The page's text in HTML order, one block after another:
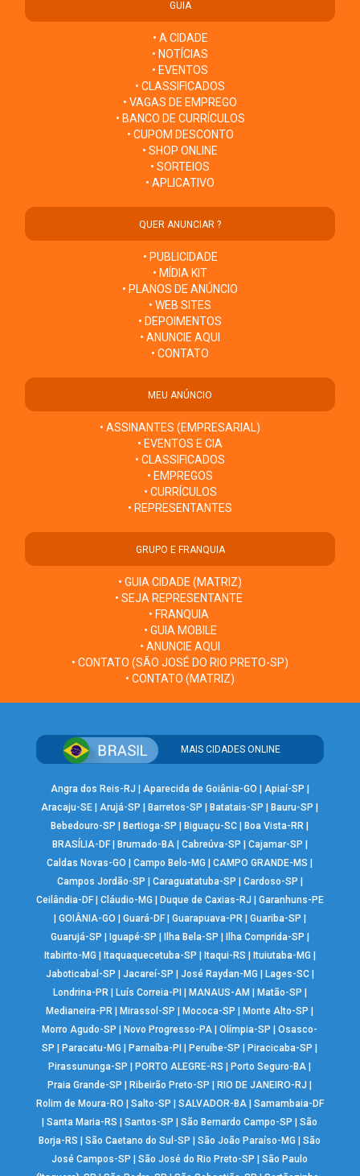
GUIA
• A CIDADE
• NOTÍCIAS
• EVENTOS
• CLASSIFICADOS
• VAGAS DE EMPREGO
• BANCO DE CURRÍCULOS
• CUPOM DESCONTO
• SHOP ONLINE
• SORTEIOS
• APLICATIVO
QUER ANUNCIAR ?
• PUBLICIDADE
• MÍDIA KIT
• PLANOS DE ANÚNCIO
• WEB SITES
• DEPOIMENTOS
• ANUNCIE AQUI
• CONTATO
MEU ANÚNCIO
• ASSINANTES (EMPRESARIAL)
• EVENTOS E CIA
• CLASSIFICADOS
• EMPREGOS
• CURRÍCULOS
• REPRESENTANTES
GRUPO E FRANQUIA
• GUIA CIDADE (MATRIZ)
• SEJA REPRESENTANTE
• FRANQUIA
• GUIA MOBILE
• ANUNCIE AQUI
• CONTATO (SÃO JOSÉ DO RIO PRETO-SP)
• CONTATO (MATRIZ)
MAIS CIDADES ONLINE
Angra dos Reis-RJ | Aparecida de Goiânia-GO | Apiaí-SP |
Aracaju-SE | Arujá-SP |Barretos-SP |Batatais-SP |Bauru-SP |
Bebedouro-SP |Bertioga-SP |Biguaçu-SC |Boa Vista-RR |
BRASÍLIA-DF| Brumado-BA| Cabreúva-SP | Cajamar-SP |
Caldas Novas-GO |Campo Belo-MG |CAMPO GRANDE-MS |
Campos Jordão-SP | Caraguatatuba-SP | Cardoso-SP |
Ceilândia-DF| Cláudio-MG | Duque de Caxias-RJ | Garanhuns-PE
| GOIÂNIA-GO | Guará-DF| Guarapuava-PR | Guariba-SP |
Guarujá-SP | Iguapé-SP | Ilha Bela-SP | Ilha Comprida-SP |
Itabirito-MG | Itaquaquecetuba-SP | Itaqui-RS | Ituiutaba-MG |
Jaboticabal-SP | Jacareí-SP | José Raydan-MG | Lages-SC|
Londrina-PR | Luís Correia-PI | MANAUS-AM | Matão-SP |
Medianeira-PR |Mirassol-SP |Mococa-SP |Monte Alto-SP |
Morro Agudo-SP |Novo Progresso-PA |Olímpia-SP |Osasco-
SP |Paracatu-MG |Parnaíba-PI |Peruíbe-SP |Piracicaba-SP |
Pirassununga-SP |PORTO ALEGRE-RS |Porto Seguro-BA |
Praia Grande-SP |Ribeirão Preto-SP |RIO DE JANEIRO-RJ |
Rolim de Moura-RO | Salto-SP | SALVADOR-BA| Samambaia-DF
|Santa Maria-RS |Santos-SP |São Bernardo Campo-SP |São
Borja-RS |São Caetano do Sul-SP |São João Paraíso-MG |São
José Campos-SP |São José do Rio Preto-SP |São Paulo